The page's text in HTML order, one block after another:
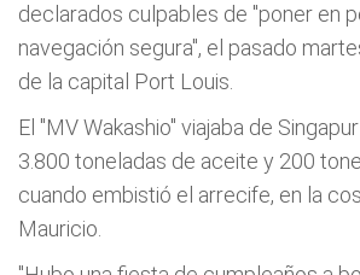
declarados culpables de "poner en
navegación segura", el pasado
de la capital Port Louis.
El "MV Wakashio" viajaba de
3.800 toneladas de aceite y 200
cuando embistió el arrecife, en la
Mauricio.